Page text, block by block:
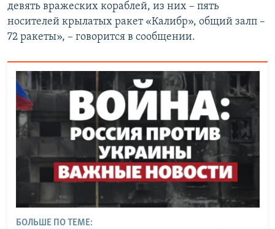
девять вражеских кораблей, из них – пять
носителей крылатых ракет «Калибр», общий залп –
72 ракеты», – говорится в сообщении.
БОЛЬШЕ ПО ТЕМЕ: